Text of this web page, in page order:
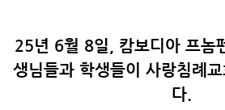
25년 6월 8일, 캄보디아 프놈
생님들과 학생들이 사랑침례
다.